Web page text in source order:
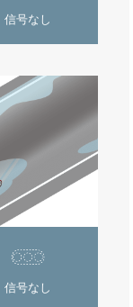
信号なし
信号なし